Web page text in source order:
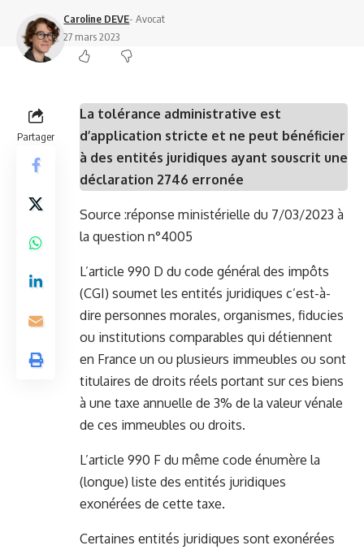
Caroline DEVE- Avocat
27 mars 2023
Partager
La tolérance administrative est
d’application stricte et ne peut bénéficier
à des entités juridiques ayant souscrit une
déclaration 2746 erronée
Source :réponse ministérielle du 7/03/2023 à
la question n°4005
L’article 990 D du code général des impôts
(CGI) soumet les entités juridiques c’est-à-
dire personnes morales, organismes, fiducies
ou institutions comparables qui détiennent
en France un ou plusieurs immeubles ou sont
titulaires de droits réels portant sur ces biens
à une taxe annuelle de 3% de la valeur vénale
de ces immeubles ou droits.
L’article 990 F du même code énumère la
(longue) liste des entités juridiques
exonérées de cette taxe.
Certaines entités juridiques sont exonérées